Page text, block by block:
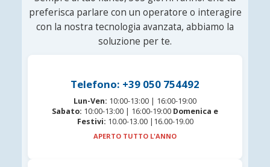
preferisca parlare con un operatore o interagire
con la nostra tecnologia avanzata, abbiamo la
soluzione per te.
Telefono: +39 050 754492
Lun-Ven: 10:00-13:00 | 16:00-19:00
Sabato: 10:00-13:00 | 16:00-19:00 Domenica e
Festivi: 10.00-13.00 |16.00-19.00
APERTO TUTTO L'ANNO